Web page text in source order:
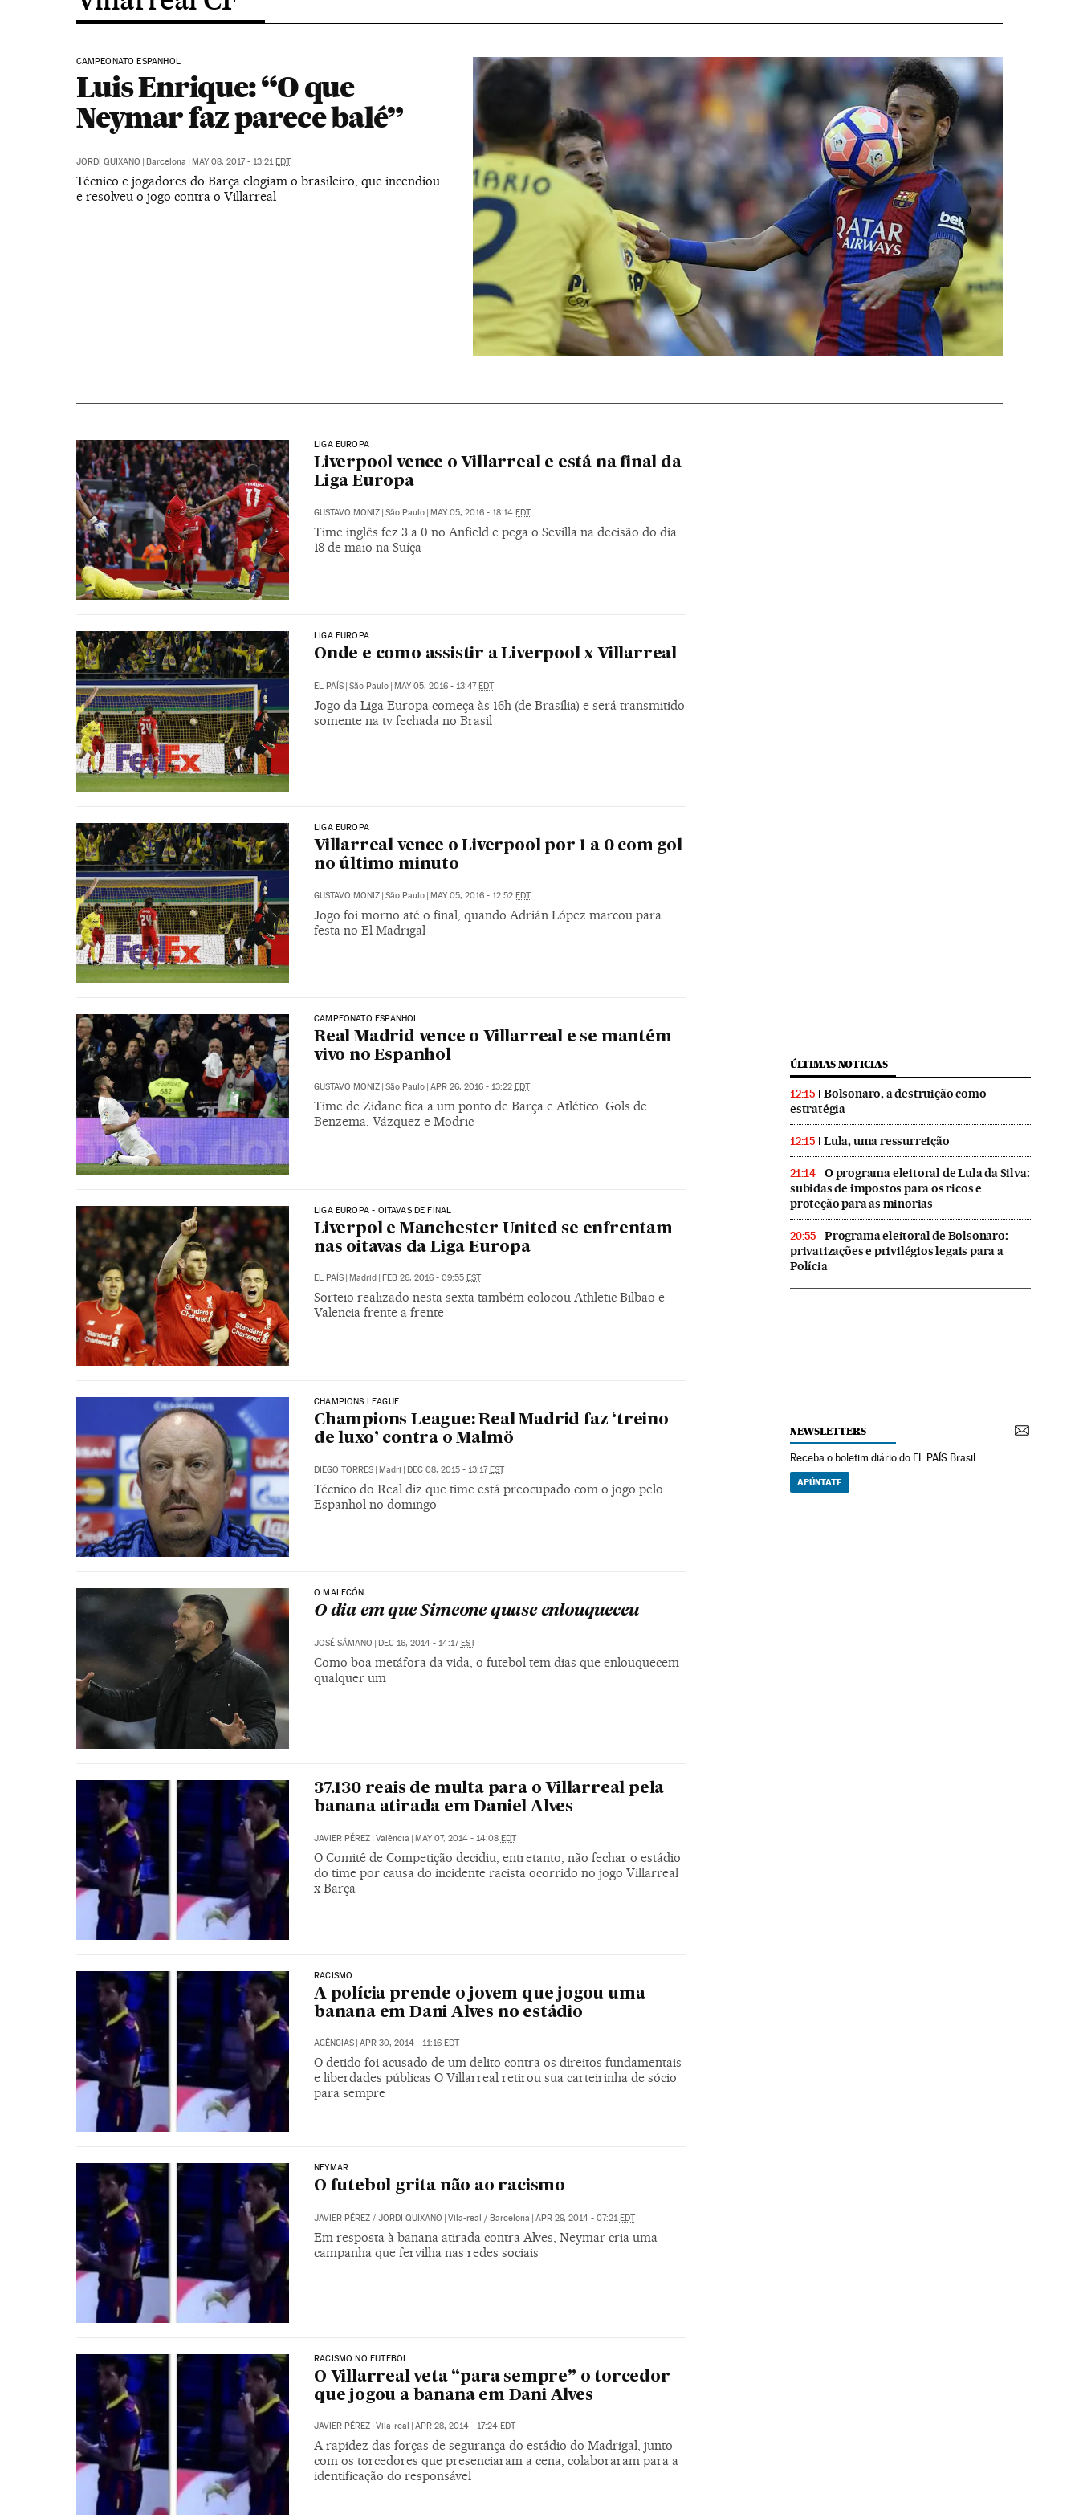
CAMPEONATO ESPANHOL
Luis Enrique: “O que
Neymar faz parece balé”
JORDI QUIXANO | Barcelona | MAY 08, 2017 - 13:21EDT
Técnico e jogadores do Barça elogiam o brasileiro, que incendiou
e resolveu o jogo contra o Villarreal
LIGA EUROPA
Liverpool vence o Villarreal e está na final da
Liga Europa
GUSTAVO MONIZ | São Paulo | MAY 05, 2016 - 18:14 EDT
Time inglês fez 3 a 0 no Anfield e pega o Sevilla na decisão do dia
18 de maio na Suíça
LIGA EUROPA
Onde e como assistir a Liverpool x Villarreal
EL PAÍS São Paulo MAY 05, 2016 - 13:47 EDT
Jogo da Liga Europa começa às 16h (de Brasília) e será transmitido
somente na tv fechada no Brasil
LIGA EUROPA
Villarreal vence o Liverpool por 1 a 0 com gol
no último minuto
GUSTAVO MONIZ | São Paulo | MAY 05, 2016 - 12:52 EDT
Jogo foi morno até o final, quando Adrián López marcou para
festa no El Madrigal
CAMPEONATO ESPANHOL
Real Madrid vence o Villarreal e se mantém
vivo no Espanhol
GUSTAVO MONIZ | São Paulo | APR 26, 2016 - 13:22 EDT
Time de Zidane fica a um ponto de Barça e Atlético. Gols de
Benzema, Vázquez e Modric
LIGA EUROPA - OITAVAS DE FINAL
Liverpol e Manchester United se enfrentam
nas oitavas da Liga Europa
EL PAÍS Madrid FEB 26, 2016 - 09:55 EST
Sorteio realizado nesta sexta também colocou Athletic Bilbao e
Valencia frente a frente
CHAMPIONS LEAGUE
Champions League: Real Madrid faz ‘treino
de luxo’ contra o Malmö
DIEGO TORRES | Madri | DEC 08, 2015 - 13:17EST
Técnico do Real diz que time está preocupado com o jogo pelo
Espanhol no domingo
O MALECÓN
O dia em que Simeone quase enlouqueceu
JOSÉ SÁMANO DEC 16, 2014 - 14:17 EST
Como boa metáfora da vida, o futebol tem dias que enlouquecem
qualquer um
37.130 reais de multa para o Villarreal pela
banana atirada em Daniel Alves
JAVIER PÉREZ | Valência | MAY 07, 2014 - 14:08 EDT
O Comitê de Competição decidiu, entretanto, não fechar o estádio
do time por causa do incidente racista ocorrido no jogo Villarreal
x Barça
RACISMO
A polícia prende o jovem que jogou uma
banana em Dani Alves no estádio
AGÊNCIAS APR 30, 2014 - 11:16 EDT
O detido foi acusado de um delito contra os direitos fundamentais
e liberdades públicas O Villarreal retirou sua carteirinha de sócio
para sempre
NEYMAR
O futebol grita não ao racismo
JAVIER PÉREZ/ JORDI QUIXANO | Vila-real / Barcelona | APR 29, 2014 - 07:21 EDT
Em resposta à banana atirada contra Alves, Neymar cria uma
campanha que fervilha nas redes sociais
RACISMO NO FUTEBOL
O Villarreal veta “para sempre” o torcedor
que jogou a banana em Dani Alves
JAVIER PÉREZ | Vila-real | APR 28, 2014 - 17:24 EDT
A rapidez das forças de segurança do estádio do Madrigal, junto
com os torcedores que presenciaram a cena, colaboraram para a
identificação do responsável
ÚLTIMAS NOTICIAS
12:15
Bolsonaro, a destruição como
estratégia
12:15 Lula, uma ressurreição
21:14
O programa eleitoral de Lula da Silva:
subidas de impostos para os ricos e
proteção para as minorias
20:55
Programa eleitoral de Bolsonaro:
privatizações e privilégios legais para a
Polícia
NEWSLETTERS
Receba o boletim diário do EL PAÍS Brasil
APÚNTATE